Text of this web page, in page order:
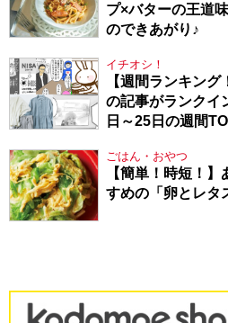
プ×バターの王道
のできあがり♪
イチオシ！
【週間ランキン
の記事がランク
日～25日の週間
ごはん・おやつ
【簡単！時短！
すめの「卵とレタ